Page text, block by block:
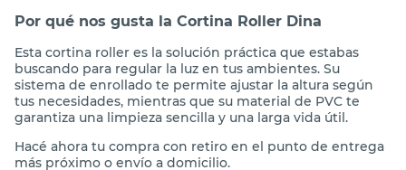
Por qué nos gusta la Cortina Roller Dina
Esta cortina roller es la solución práctica que estabas
buscando para regular la luz en tus ambientes. Su
sistema de enrollado te permite ajustar la altura según
tus necesidades, mientras que su material de PVC te
garantiza una limpieza sencilla y una larga vida útil.
Hacé ahora tu compra con retiro en el punto de entrega
más próximo o envío a domicilio.